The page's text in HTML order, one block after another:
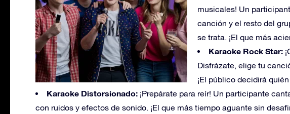
musicales! Un
canción y el resto del
se trata. ¡El que más
Karaoke Rock Star:
Disfrázate, elige tu
¡El público decidirá
Karaoke Distorsionado: ¡Prepárate para reír! Un participante
con ruidos y efectos de sonido. ¡El que más tiempo aguante sin